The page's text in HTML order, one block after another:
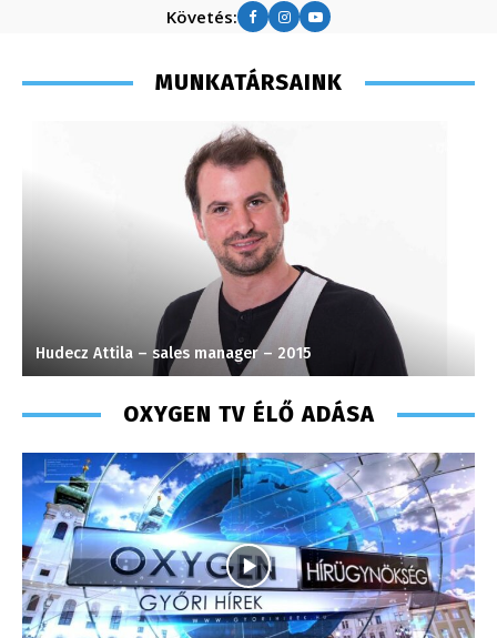
Követés:
MUNKATÁRSAINK
Hudecz Attila – sales manager – 2015
OXYGEN TV ÉLŐ ADÁSA